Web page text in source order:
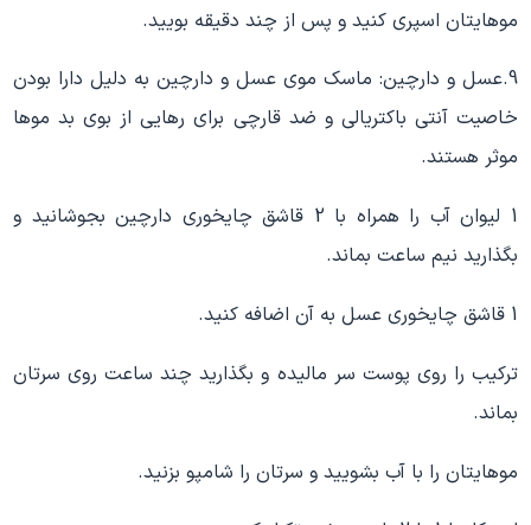
موهایتان اسپری کنید و پس از چند دقیقه بویید.
9.عسل و دارچین: ماسک موی عسل و دارچین به دلیل دارا بودن
خاصیت آنتی باکتریالی و ضد قارچی برای رهایی از بوی بد موها
موثر هستند.
1 لیوان آب را همراه با 2 قاشق چایخوری دارچین بجوشانید و
بگذارید نیم ساعت بماند.
1 قاشق چایخوری عسل به آن اضافه کنید.
ترکیب را روی پوست سر مالیده و بگذارید چند ساعت روی سرتان
بماند.
موهایتان را با آب بشویید و سرتان را شامپو بزنید.